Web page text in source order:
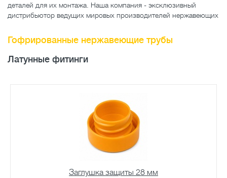
деталей для их монтажа. Наша компания - эксклюзивный
дистрибьютор ведущих мировых производителей нержавеющих
Гофрированные нержавеющие трубы
Латунные фитинги
Заглушка защиты 28 мм